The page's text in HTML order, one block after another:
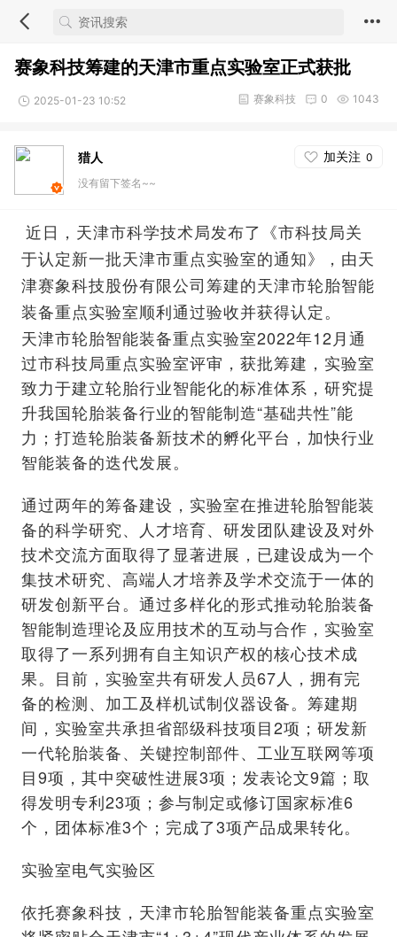
赛象科技筹建的天津市重点实验室正式获批
2025-01-23 10:52 1043
0
赛象科技
猎人 加关注 0
没有留下签名~~
近日，天津市科学技术局发布了《市科技局关
于认定新一批天津市重点实验室的通知》，由天
津赛象科技股份有限公司筹建的天津市轮胎智能
装备重点实验室顺利通过验收并获得认定。
天津市轮胎智能装备重点实验室2022年12月通
过市科技局重点实验室评审，获批筹建，实验室
致力于建立轮胎行业智能化的标准体系，研究提
升我国轮胎装备行业的智能制造“基础共性”能
力；打造轮胎装备新技术的孵化平台，加快行业
智能装备的迭代发展。
通过两年的筹备建设，实验室在推进轮胎智能装
备的科学研究、人才培育、研发团队建设及对外
技术交流方面取得了显著进展，已建设成为一个
集技术研究、高端人才培养及学术交流于一体的
研发创新平台。通过多样化的形式推动轮胎装备
智能制造理论及应用技术的互动与合作，实验室
取得了一系列拥有自主知识产权的核心技术成
果。目前，实验室共有研发人员67人，拥有完
备的检测、加工及样机试制仪器设备。筹建期
间，实验室共承担省部级科技项目2项；研发新
一代轮胎装备、关键控制部件、工业互联网等项
目9项，其中突破性进展3项；发表论文9篇；取
得发明专利23项；参与制定或修订国家标准6
个，团体标准3个；完成了3项产品成果转化。
实验室电气实验区
依托赛象科技，天津市轮胎智能装备重点实验室